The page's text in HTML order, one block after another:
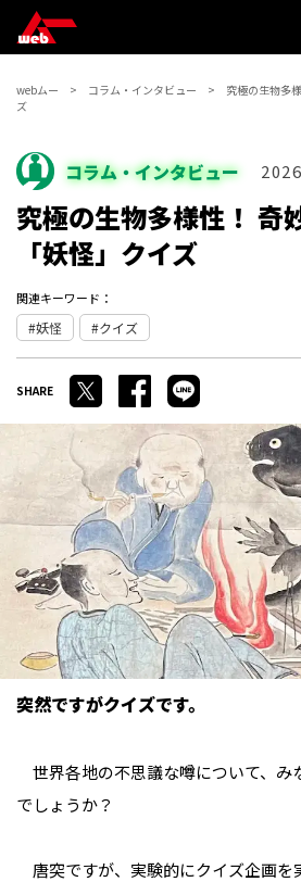
webムー コラム・インタビュー
究極の生物多
ズ
コラム・インタビュー
究極の生物多様性！ 奇
「妖怪」クイズ
関連キーワード：
妖怪 クイズ
突然ですがクイズです。
世界各地の不思議な噂について、み
でしょうか？
唐突ですが、実験的にクイズ企画を